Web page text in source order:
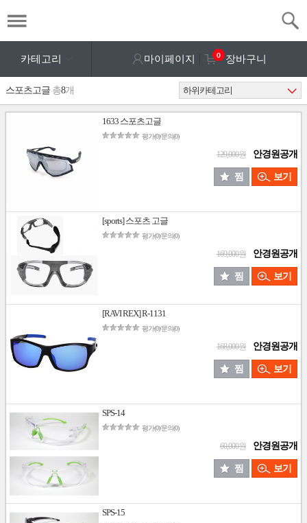
카테고리 마이페이지 0 장바구니
스포츠고글 총8개
1633 스포츠고글
평가(0)/문의(0)
129,000원 안경원공개
보기
찜
[sports] 스포츠 고글
평가(0)/문의(0)
169,000원 안경원공개
보기
찜
[RAVI REX] R-1131
평가(0)/문의(0)
168,000원 안경원공개
보기
찜
SPS-14
평가(0)/문의(0)
60,000원 안경원공개
보기
찜
SPS-15